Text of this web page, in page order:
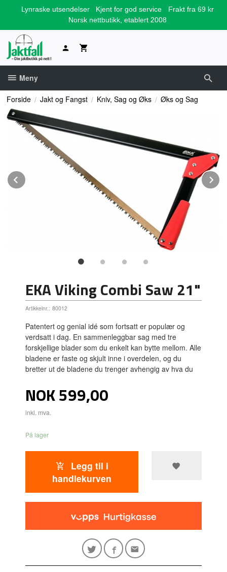
Lynraske utsendelser Kjent for god service
Frakt fra 69 kr
Norsk nettbutikk, etablert 2008
Meny
Forside Jakt og Fangst Kniv, Sag og Øks Øks og Sag
Prev
EKA Viking Combi Saw 21"
Artikkelnr.: 80012
Patentert og genial idé som fortsatt er populær og
verdsatt i dag. En sammenleggbar sag med tre
forskjellige blader som du enkelt kan bytte mellom. Alle
bladene er faste og skjult inne i overdelen, og du
bretter ut de bladene du trenger avhengig av hva du
Pris
NOK599,00
inkl. mva.
På lager
Legg til i
handlekurven